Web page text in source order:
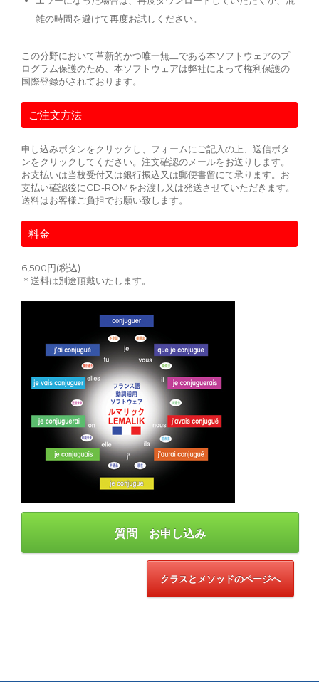
雑の時間を避けて再度お試しください。
この分野において革新的かつ唯一無二である本ソフトウェアのプ
ログラム保護のため、本ソフトウェアは弊社によって権利保護の
国際登録がされております。
ご注文方法
申し込みボタンをクリックし、フォームにご記入の上、送信ボタ
ンをクリックしてください。注文確認のメールをお送りします。
お支払いは当校受付又は銀行振込又は郵便書留にて承ります。お
支払い確認後にCD-ROMをお渡し又は発送させていただきます。
送料はお客様ご負担でお願い致します。
料金
6,500円(税込)
＊送料は別途頂戴いたします。
質問 お申し込み
クラスとメソッドのページへ